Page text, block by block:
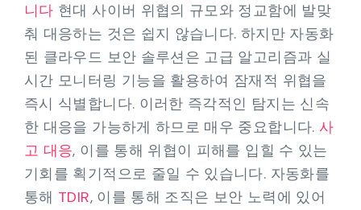
니다 현대 사이버 위협의 규모와 정교함에 발맞
춰 대응하는 것은 쉽지 않습니다. 하지만 자동화
된 클라우드 보안 솔루션은 고급 알고리즘과 실
시간 모니터링 기능을 활용하여 잠재적 위협을
즉시 식별합니다. 이러한 즉각적인 탐지는 신속
한 대응을 가능하게 하므로 매우 중요합니다. 사
고 대응, 이를 통해 위협이 피해를 입힐 수 있는
기회를 획기적으로 줄일 수 있습니다. 자동화를
통해 TDIR, 이를 통해 조직은 보안 노력에 있어